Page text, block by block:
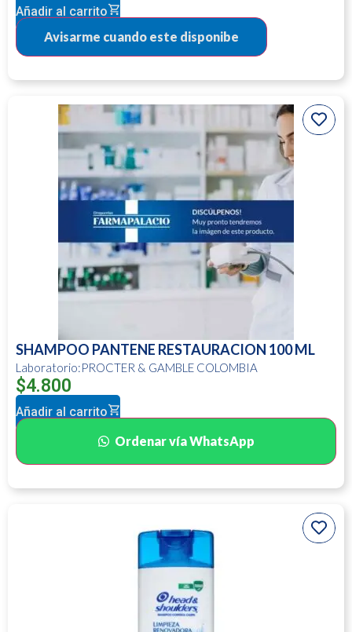
Añadir al carrito
SHAMPOO PANTENE RESTAURACION 100 ML
Laboratorio:PROCTER & GAMBLE COLOMBIA
$4.800
Añadir al carrito
Ordenar vía WhatsApp